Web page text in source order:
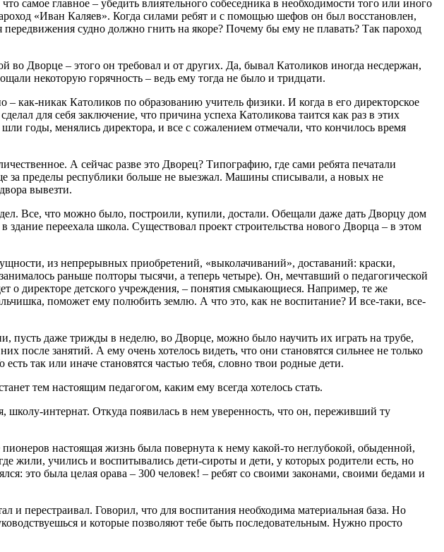
самое главное – убедить влиятельного собеседника в необходимости того или иного
«Иван Каляев». Когда силами ребят и с помощью шефов он был восстановлен,
судно должно гнить на якоре? Почему бы ему не плавать? Так пароход
во Дворце – этого он требовал и от других. Да, бывал Католиков иногда несдержан,
некоторую горячность – ведь ему тогда не было и тридцати.
как-никак Католиков по образованию учитель физики. И когда в его директорское
для себя заключение, что причина успеха Католикова таится как раз в этих
годы, менялись директора, и все с сожалением отмечали, что кончилось время
А сейчас разве это Дворец? Типографию, где сами ребята печатали
за пределы республики больше не выезжал. Машины списывали, а новых не
вывезти.
Все, что можно было, построили, купили, достали. Обещали даже дать Дворцу дом
переехала школа. Существовал проект строительства нового Дворца – в этом
из непрерывных приобретений, «выколачиваний», доставаний: краски,
раньше полторы тысячи, а теперь четыре). Он, мечтавший о педагогической
о директоре детского учреждения, – понятия смыкающиеся. Например, те же
поможет ему полюбить землю. А что это, как не воспитание? И все-таки, все-
пусть даже трижды в неделю, во Дворце, можно было научить их играть на трубе,
после занятий. А ему очень хотелось видеть, что они становятся сильнее не только
так или иначе становятся частью тебя, словно твои родные дети.
тем настоящим педагогом, каким ему всегда хотелось стать.
интернат. Откуда появилась в нем уверенность, что он, переживший ту
настоящая жизнь была повернута к нему какой-то неглубокой, обыденной,
жили, учились и воспитывались дети-сироты и дети, у которых родители есть, но
это была целая орава – 300 человек! – ребят со своими законами, своими бедами и
перестраивал. Говорил, что для воспитания необходима материальная база. Но
и которые позволяют тебе быть последовательным. Нужно просто